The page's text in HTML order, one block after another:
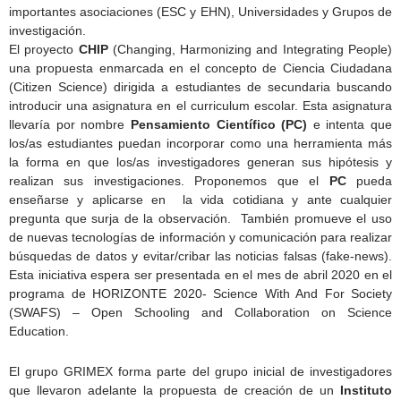
importantes asociaciones (ESC y EHN), Universidades y Grupos de
investigación.
El proyecto CHIP(Changing, Harmonizing and Integrating People)
una propuesta enmarcada en el concepto de Ciencia Ciudadana
(Citizen Science) dirigida a estudiantes de secundaria buscando
introducir una asignatura en el curriculum escolar. Esta asignatura
llevaría por nombre Pensamiento Científico (PC) e intenta que
los/as estudiantes puedan incorporar como una herramienta más
la forma en que los/as investigadores generan sus hipótesis y
realizan sus investigaciones. Proponemos que el PCpueda
enseñarse y aplicarse en la vida cotidiana y ante cualquier
pregunta que surja de la observación. También promueve el uso
de nuevas tecnologías de información y comunicación para realizar
búsquedas de datos y evitar/cribar las noticias falsas (fake-news).
Esta iniciativa espera ser presentada en el mes de abril 2020 en el
programa de HORIZONTE 2020- Science With And For Society
(SWAFS) – Open Schooling and Collaboration on Science
Education.
El grupo GRIMEX forma parte del grupo inicial de investigadores
que llevaron adelante la propuesta de creación de un Instituto